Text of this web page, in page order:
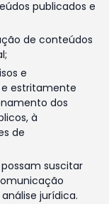
publicados e
de conteúdos
e
estritamente
dos
à
de
suscitar
jurídica.